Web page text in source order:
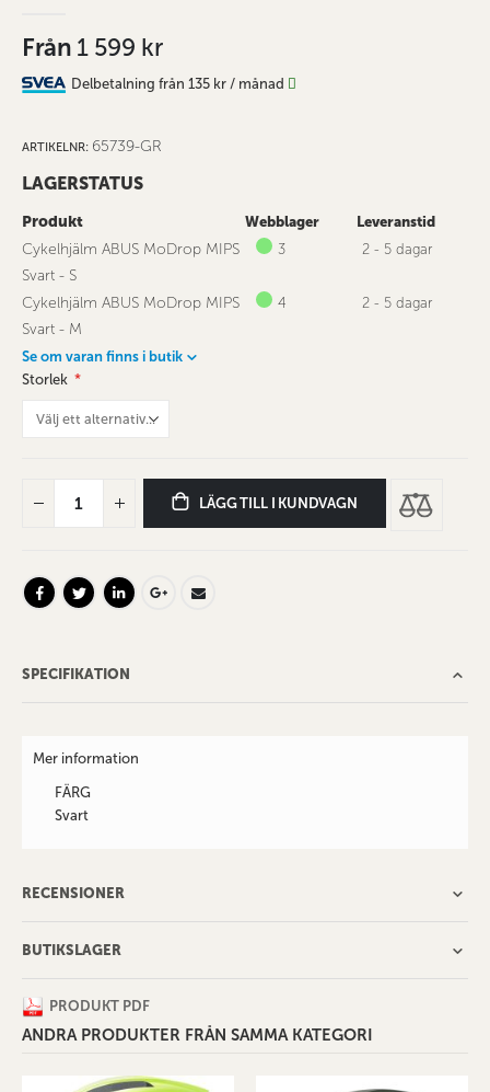
Från 1 599 kr
Delbetalning från 135 kr / månad
ARTIKELNR 65739-GR
LAGERSTATUS
Produkt Webblager Leveranstid
Cykelhjälm ABUS MoDrop MIPS
Svart - S
3 2 - 5 dagar
Cykelhjälm ABUS MoDrop MIPS
Svart - M
4 2 - 5 dagar
Se om varan finns i butik
Storlek
LÄGG TILL I KUNDVAGN
SPECIFIKATION
Mer information
FÄRG
Svart
RECENSIONER
BUTIKSLAGER
PRODUKT PDF
ANDRA PRODUKTER FRÅN SAMMA KATEGORI